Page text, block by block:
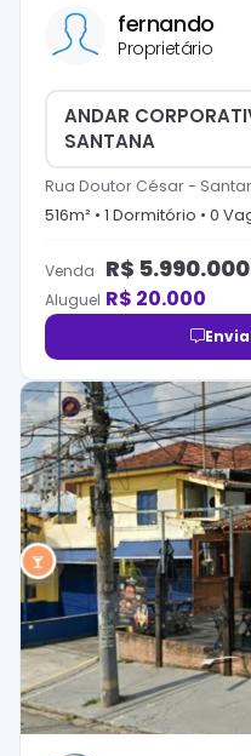
fernando
Proprietário
ANDAR
SANTANA
Rua Doutor César-
516m² • 1 Dormitório • 0
Venda R$ 5.990.000
Aluguel R$ 20.000